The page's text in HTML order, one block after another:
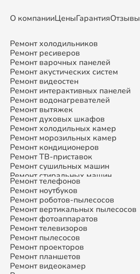
О компанииЦеныГарантияОтзывы
Ремонт холодильников
Ремонт ресиверов
Ремонт варочных панелей
Ремонт акустических систем
Ремонт видеостен
Ремонт интерактивных панелей
Ремонт водонагревателей
Ремонт вытяжек
Ремонт духовых шкафов
Ремонт холодильных камер
Ремонт морозильных камер
Ремонт кондиционеров
Ремонт ТВ-приставок
Ремонт сушильных машин
Ремонт стиральных машин
Ремонт микроволновых печей
Ремонт смарт-часов
Ремонт атс
Ремонт сплит-систем
Ремонт телефонов
Ремонт ноутбуков
Ремонт роботов-пылесосов
Ремонт вертикальных пылесосов
Ремонт фотоаппаратов
Ремонт телевизоров
Ремонт пылесосов
Ремонт проекторов
Ремонт планшетов
Ремонт видеокамер